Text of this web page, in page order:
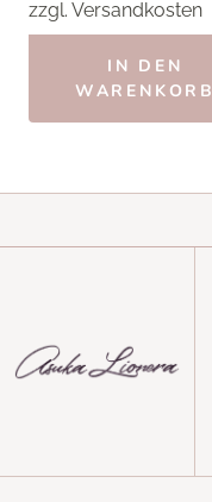
zzgl. Versandkosten
IN DEN
WARENKORB